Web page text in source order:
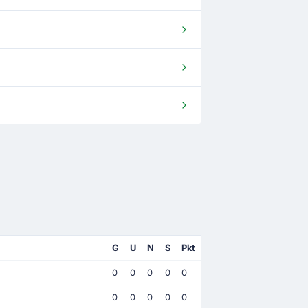
G U N S Pkt
0 0 0 0 0
0 0 0 0 0